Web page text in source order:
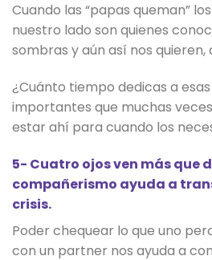
Cuando las “papas queman”
nuestro lado son quienes
sombras y aún así nos
¿Cuánto tiempo dedicas a
importantes que muchas
estar ahí para cuando los
5- Cuatro ojos ven más que
compañerismo ayuda a
crisis.
Poder chequear lo que uno
con un partner nos ayuda a